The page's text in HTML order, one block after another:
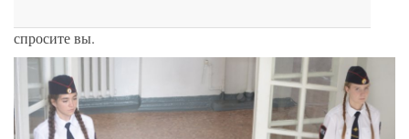
спросите вы.